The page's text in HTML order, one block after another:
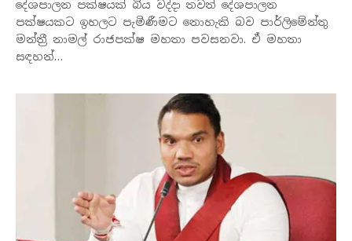
දේශපාලන පක්ෂයක් බිය වද්දා තවත් දේශපාලන
පක්ෂයකට ඉහලට පැමිණීමට නොහැකි බව පාර්ලිමේන්තු
මන්ත්‍රී නාමල් රාජපක්ෂ මහතා පවසනවා. ඒ මහතා
සඳහන්…